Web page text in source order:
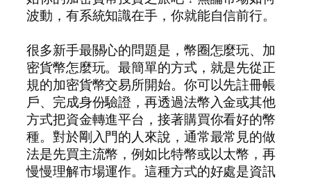
波動，有系統知識在手，你就能自信前行。
很多新手最關心的問題是，幣圈怎麼玩、加
密貨幣怎麼玩。最簡單的方式，就是先從正
規的加密貨幣交易所開始。你可以先註冊帳
戶、完成身份驗證，再透過法幣入金或其他
方式把資金轉進平台，接著購買你看好的幣
種。對於剛入門的人來說，通常最常見的做
法是先買主流幣，例如比特幣或以太幣，再
慢慢理解市場運作。這種方式的好處是資訊